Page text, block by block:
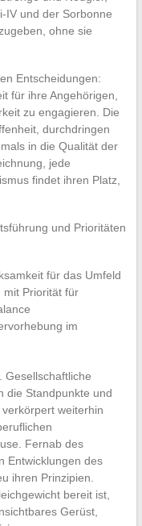
IV und der Sorbonne
ohne sie
Entscheidungen:
für ihre Angehörigen,
zu engagieren. Die
durchdringen
in die Qualität der
jede
findet ihren Platz,
und Prioritäten
für das Umfeld
mit Priorität für
im
Gesellschaftliche
die Standpunkte und
weiterhin
Fernab des
Entwicklungen des
ihren Prinzipien.
bereit ist,
Gerüst,